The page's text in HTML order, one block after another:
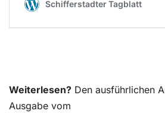
Weiterlesen? Den ausführlichen
Ausgabe vom